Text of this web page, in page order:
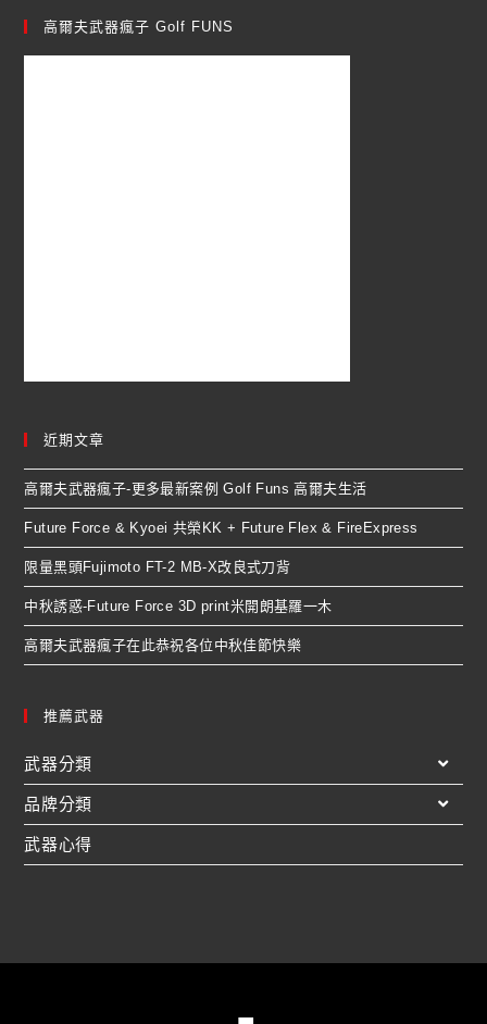
高爾夫武器瘋子 Golf FUNS
近期文章
高爾夫武器瘋子-更多最新案例 Golf Funs 高爾夫生活
Future Force & Kyoei 共榮KK + Future Flex & FireExpress
限量黑頭Fujimoto FT-2 MB-X改良式刀背
中秋誘惑-Future Force 3D print米開朗基羅一木
高爾夫武器瘋子在此恭祝各位中秋佳節快樂
推薦武器
武器分類
品牌分類
武器心得